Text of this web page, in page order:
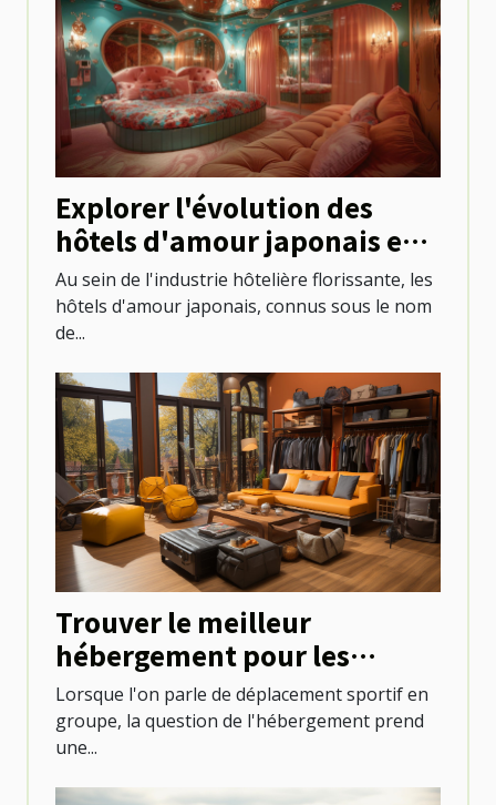
Explorer l'évolution des
hôtels d'amour japonais en
France
Au sein de l'industrie hôtelière florissante, les
hôtels d'amour japonais, connus sous le nom
de...
Trouver le meilleur
hébergement pour les
groupes en déplacement
sportif
Lorsque l'on parle de déplacement sportif en
groupe, la question de l'hébergement prend
une...